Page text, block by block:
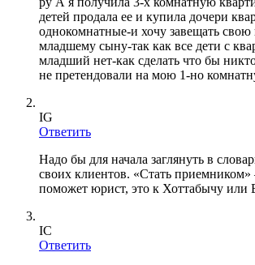
детей продала ее и купила дочери
однокомнатные-и хочу завещать свою
младшему сыну-так как все дети с
младший нет-как сделать что бы
не претендовали на мою 1-но
IG
Ответить
Надо бы для начала заглянуть в
своих клиентов. «Стать
поможет юрист, это к Хоттабычу
IC
Ответить